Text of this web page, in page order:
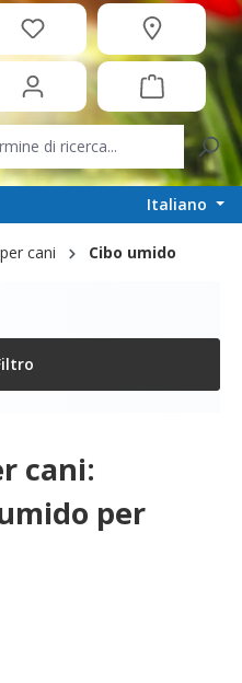
Italiano
cani Cibo umido
cani:
per